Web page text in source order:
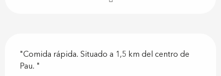
"Comida rápida. Situado a 1,5 km del centro de
Pau. "